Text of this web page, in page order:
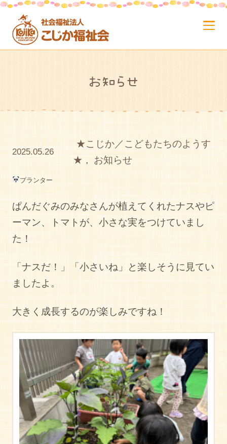
お知らせ
2025.05.26
★こじか／こどもたちのようす
★ , お知らせ
プランター
ぱんだぐみのみなさんが植えてくれたナスやピ
ーマン、トマトが、小さな実をつけていまし
た！
「ナスだ！」「小さいね」と楽しそうに見てい
ましたよ。
大きく成長するのが楽しみですね！